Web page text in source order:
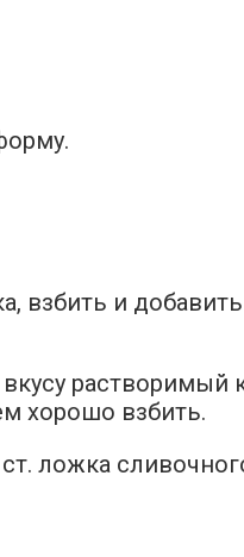
взбить и
растворимый
хорошо взбить.
ложка